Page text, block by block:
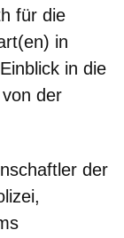
für die
in
in die
der
der